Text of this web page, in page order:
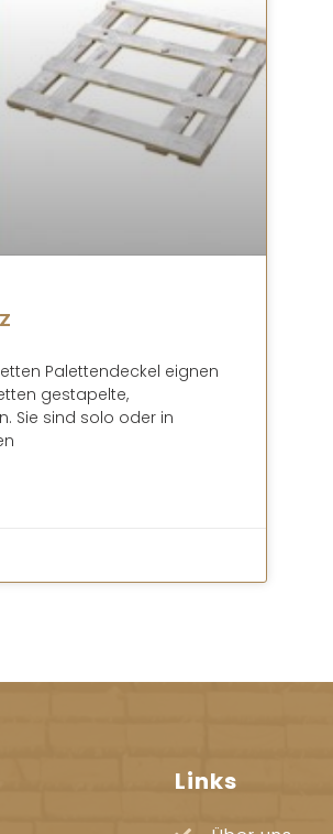
Palettendeckel eignen
gestapelte,
Sie sind solo oder in
Links